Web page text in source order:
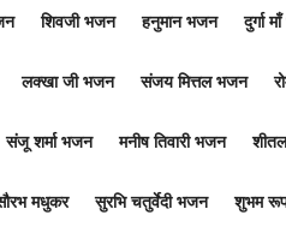
शिवजी भजन हनुमान भजन दुर्गा
लक्खा जी भजन संजय मित्तल भजन
संजू शर्मा भजन मनीष तिवारी भजन
मधुकर सुरभि चतुर्वेदी भजन शुभम